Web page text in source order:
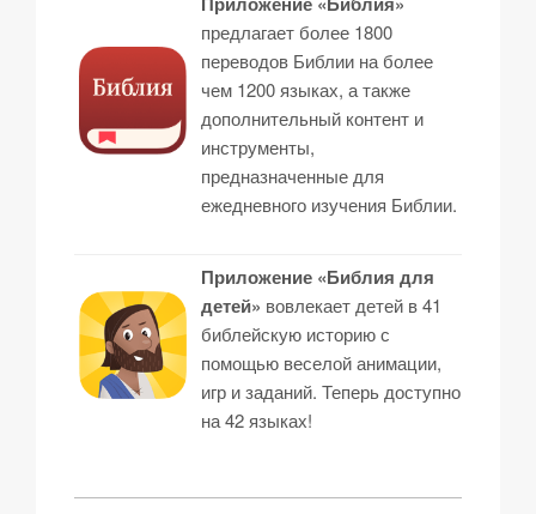
предлагает более 1800
переводов Библии на более
чем 1200 языках, а также
дополнительный контент и
инструменты,
предназначенные для
ежедневного изучения Библии.
Приложение «Библия для
детей» вовлекает детей в 41
библейскую историю с
помощью веселой анимации,
игр и заданий. Теперь доступно
на 42 языках!